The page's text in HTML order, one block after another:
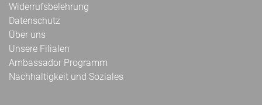
Widerrufsbelehrung
Datenschutz
Über uns
Unsere Filialen
Ambassador Programm
Nachhaltigkeit und Soziales